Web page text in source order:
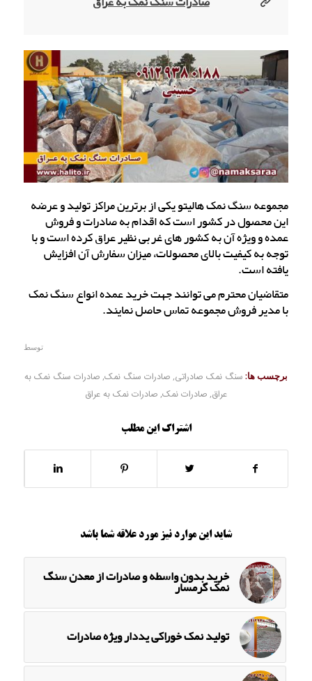
مجموعه سنگ نمک هالیتو یکی از برترین مراکز تولید و عرضه
این محصول در کشور است که اقدام به صادرات و فروش
عمده و ویژه آن به کشور های غربی نظیر عراق کرده است و با
توجه به کیفیت بالای محصولات، میزان سفارش آن افزایش
یافته است.
متقاضیان محترم می توانند جهت خرید عمده انواع سنگ نمک
با مدیر فروش مجموعه تماس حاصل نمایند.
توسط
برچسب ها: سنگ نمک صادراتی, صادرات سنگ نمک, صادرات سنگ نمک به
عراق, صادرات نمک, صادرات نمک به عراق
اشتراک این مطلب
شاید این موارد نیز مورد علاقه شما باشد
خرید بدون واسطه و صادرات از معدن سنگ
نمک گرمسار
تولید نمک خوراکی یددار ویژه صادرات